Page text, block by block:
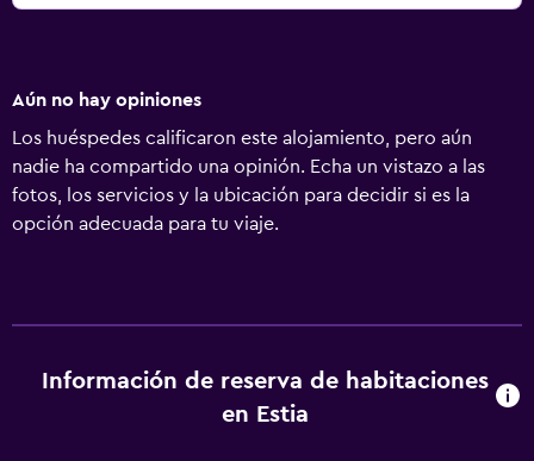
Aún no hay opiniones
Los huéspedes calificaron este alojamiento, pero aún
nadie ha compartido una opinión. Echa un vistazo a las
fotos, los servicios y la ubicación para decidir si es la
opción adecuada para tu viaje.
Información de reserva de habitaciones
en Estia